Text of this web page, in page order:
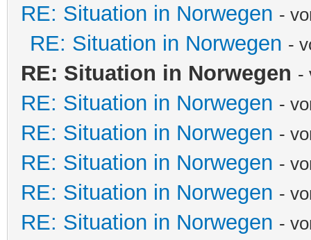
RE: Situation in Norwegen -
RE: Situation in Norwegen -
RE: Situation in Norwegen -
RE: Situation in Norwegen -
RE: Situation in Norwegen -
RE: Situation in Norwegen -
RE: Situation in Norwegen -
RE: Situation in Norwegen -